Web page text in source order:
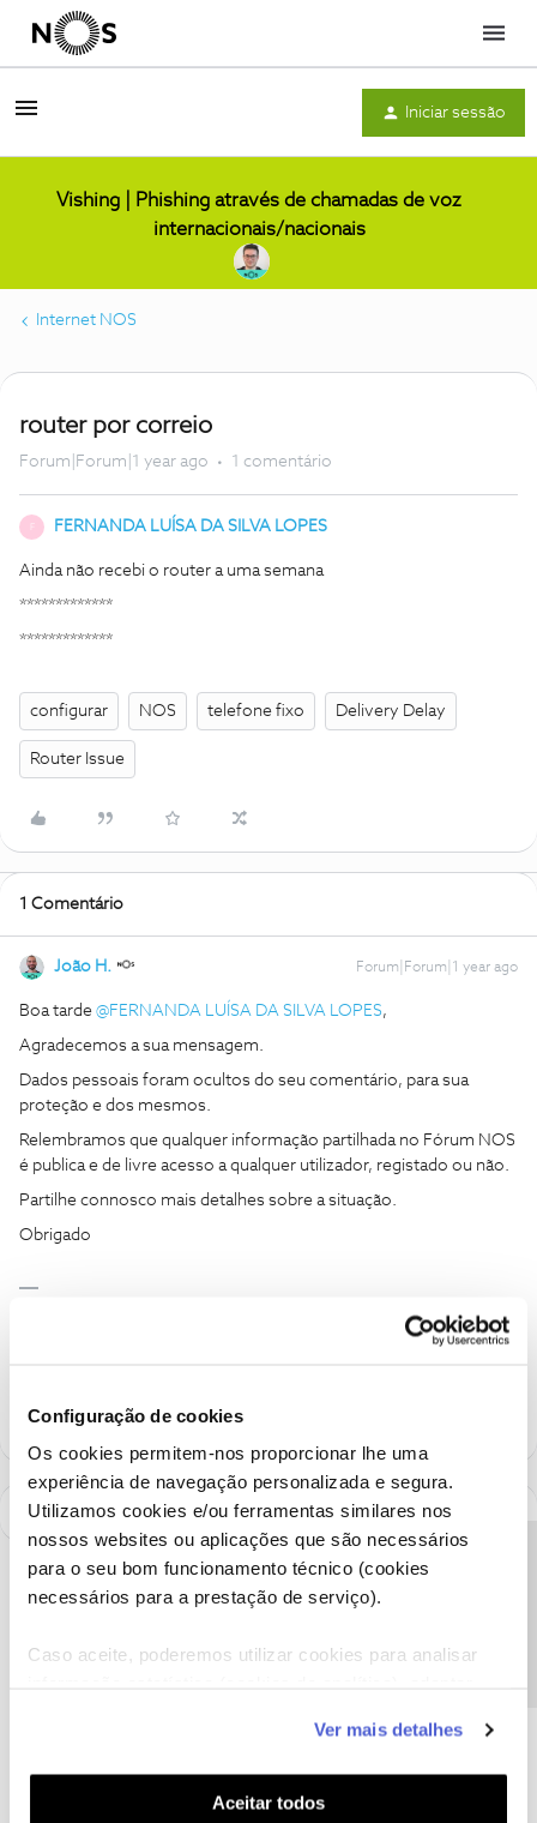
Configuração de cookies
Os cookies permitem-nos proporcionar lhe uma
experiência de navegação personalizada e segura.
Utilizamos cookies e/ou ferramentas similares nos
nossos websites ou aplicações que são necessários
para o seu bom funcionamento técnico (cookies
necessários para a prestação de serviço).
Caso aceite, poderemos utilizar cookies para analisar
funcionalidades (cookies de personalização e
funcionalidade) e adaptar anúncios aos seus interesses
(cookies de publicidade personalizada). Pode gerir a
Ver mais detalhes
Aceitar todos
Menu
Iniciar sessão
Vishing | Phishing através de chamadas de voz
internacionais/nacionais
Internet NOS
router por correio
Forum|Forum|1 year ago 1 comentário
FERNANDA LUÍSA DA SILVA LOPES
Ainda não recebi o router a uma semana
*************
*************
configurar NOS telefone fixo Delivery Delay
Router Issue
1 Comentário
João H. Forum|Forum|1 year ago
Boa tarde ​ @FERNANDA LUÍSA DA SILVA LOPES,
Agradecemos a sua mensagem.
Dados pessoais foram ocultos do seu comentário, para sua
proteção e dos mesmos.
Relembramos que qualquer informação partilhada no Fórum NOS
é publica e de livre acesso a qualquer utilizador, registado ou não.
Partilhe connosco mais detalhes sobre a situação.
Obrigado
como "Melhor Resposta" e faça "Like" nos melhores comentários.